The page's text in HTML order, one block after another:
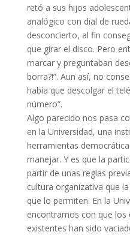
retó a sus hijos
analógico con dial de
desconcierto, al fin
que girar el disco. Pero
marcar y preguntaban
borra?!”. Aun así, no
había que descolgar el
número”.
Algo parecido nos pasa
en la Universidad, una
herramientas
manejar. Y es que la
partir de unas reglas
cultura organizativa que
que lo permiten. En la
encontramos con que los
existentes han sido